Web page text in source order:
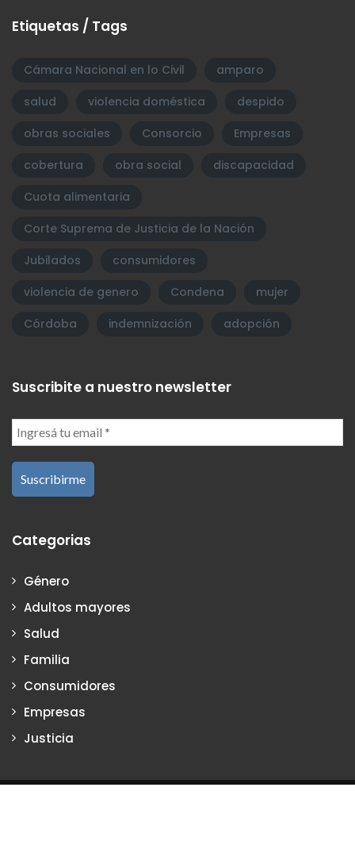
Etiquetas / Tags
Cámara Nacional en lo Civil
amparo
salud
violencia doméstica
despido
obras sociales
Consorcio
Empresas
cobertura
obra social
discapacidad
Cuota alimentaria
Corte Suprema de Justicia de la Nación
Jubilados
consumidores
violencia de genero
Condena
mujer
Córdoba
indemnización adopción
Suscribite a nuestro newsletter
Categorias
Género
Adultos mayores
Salud
Familia
Consumidores
Empresas
Justicia